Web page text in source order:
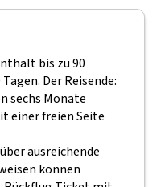
bis zu 90
Der Reisende:
sechs Monate
einer freien Seite
ausreichende
können